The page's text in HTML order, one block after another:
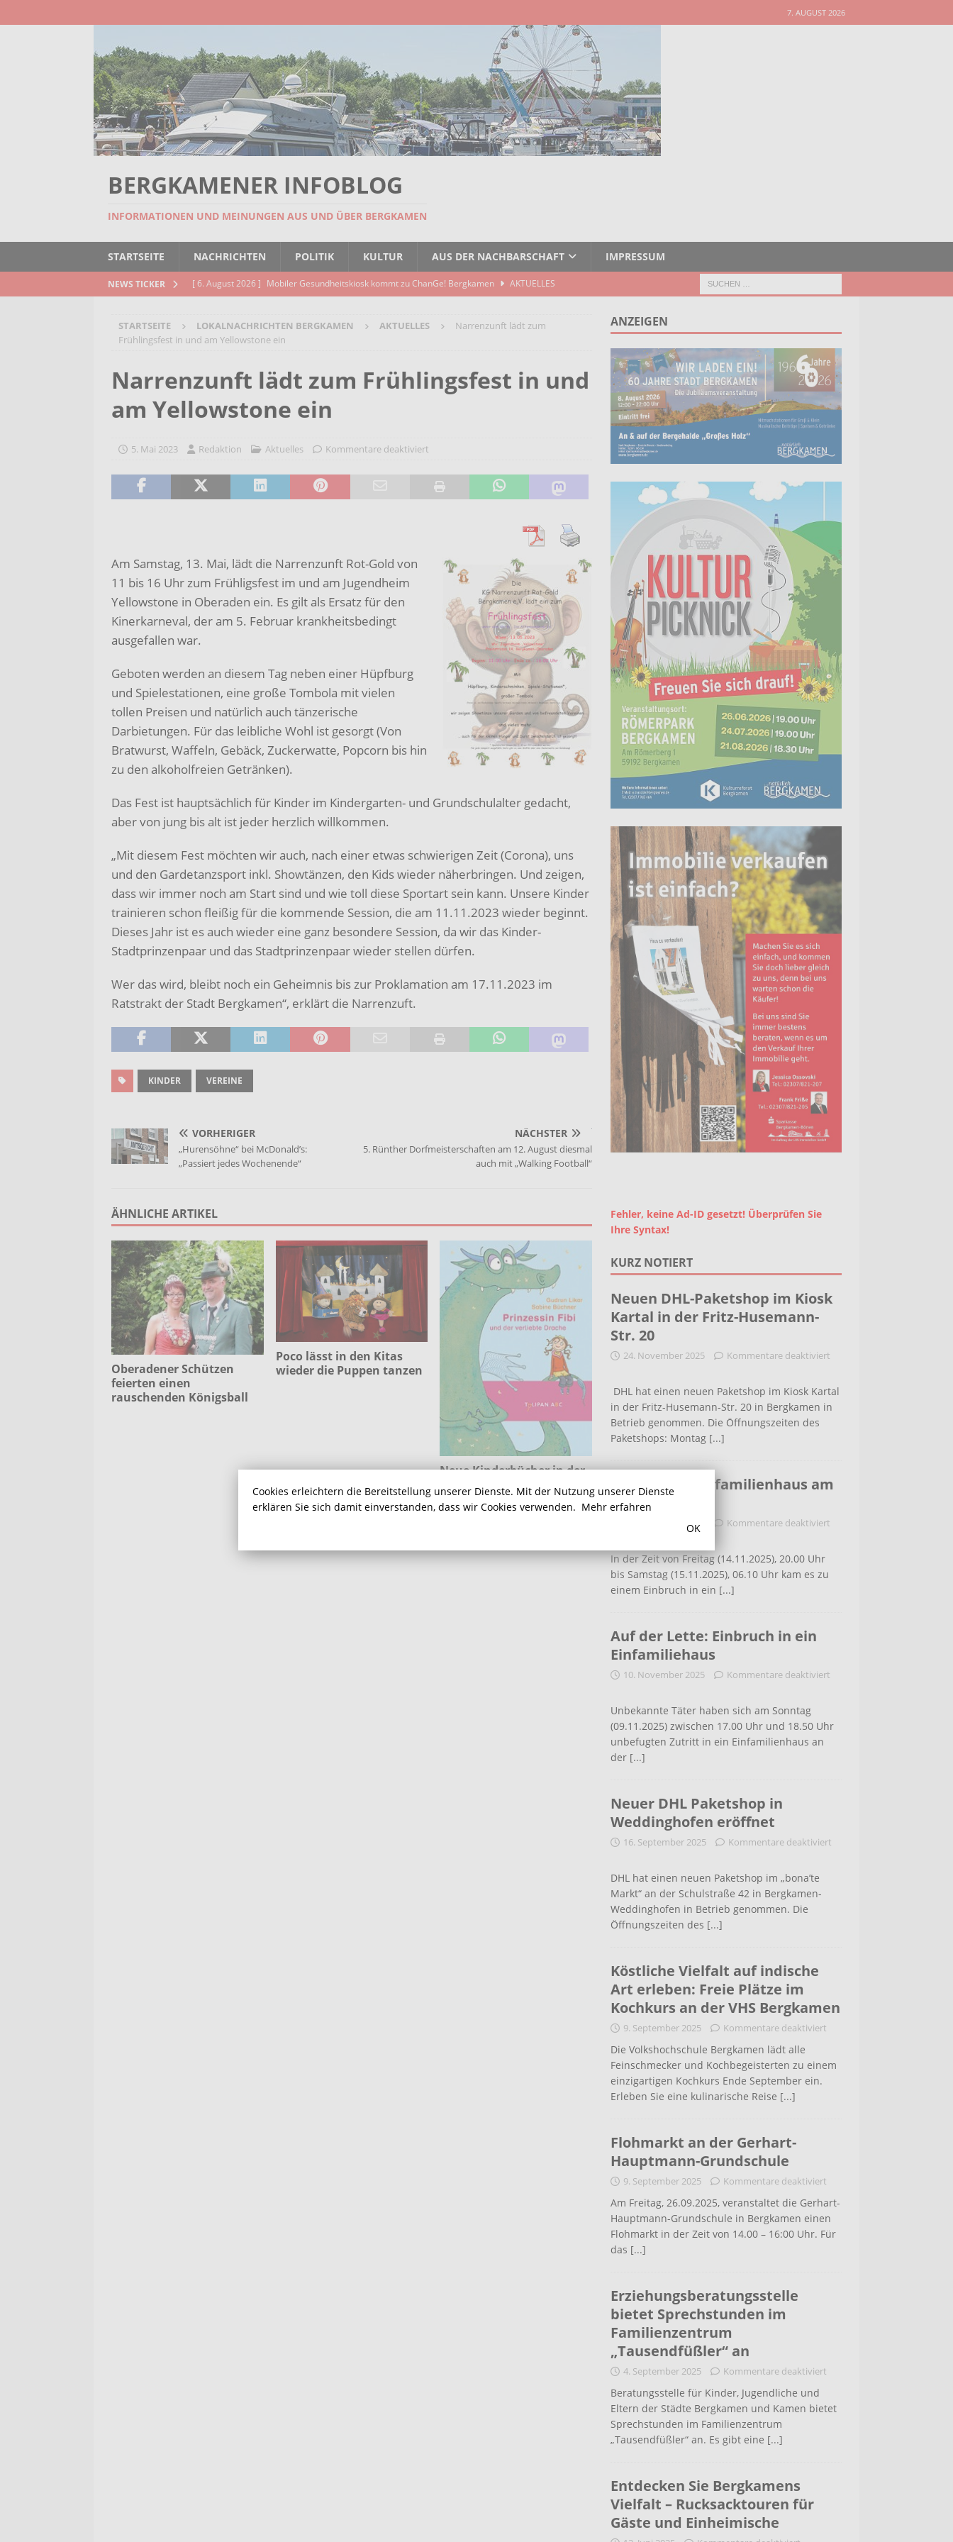
7. AUGUST 2026
BERGKAMENER INFOBLOG
INFORMATIONEN UND MEINUNGEN AUS UND ÜBER BERGKAMEN
STARTSEITE NACHRICHTEN POLITIK KULTUR AUS DER NACHBARSCHAFT IMPRESSUM
NEWS TICKER [ 6. August 2026 ] Mobiler Gesundheitskiosk kommt zu ChanGe! Bergkamen
AKTUELLES
[ 6. August 2026 ] Wenn Worte Funken schlagen: Jochen Malmsheimer eröffnet die Kabarettsaison
[ 6. August 2026 ]
Bürgerreise 2026 nach Gennevilliers – Städtepartnerschaft hautnah erleben
AKTUELLES
AKTUELLES
STARTSEITE LOKALNACHRICHTEN BERGKAMEN AKTUELLES
Narrenzunft lädt zum
Frühlingsfest in und am Yellowstone ein
Narrenzunft lädt zum Frühlingsfest in und
am Yellowstone ein
5. Mai 2023 Redaktion Aktuelles Kommentare deaktiviert
Am Samstag, 13. Mai, lädt die Narrenzunft Rot-Gold von
11 bis 16 Uhr zum Frühligsfest im und am Jugendheim
Yellowstone in Oberaden ein. Es gilt als Ersatz für den
Kinerkarneval, der am 5. Februar krankheitsbedingt
ausgefallen war.
Geboten werden an diesem Tag neben einer Hüpfburg
und Spielestationen, eine große Tombola mit vielen
tollen Preisen und natürlich auch tänzerische
Darbietungen. Für das leibliche Wohl ist gesorgt (Von
Bratwurst, Waffeln, Gebäck, Zuckerwatte, Popcorn bis hin
zu den alkoholfreien Getränken).
Das Fest ist hauptsächlich für Kinder im Kindergarten- und Grundschulalter gedacht,
aber von jung bis alt ist jeder herzlich willkommen.
„Mit diesem Fest möchten wir auch, nach einer etwas schwierigen Zeit (Corona), uns
und den Gardetanzsport inkl. Showtänzen, den Kids wieder näherbringen. Und zeigen,
dass wir immer noch am Start sind und wie toll diese Sportart sein kann. Unsere Kinder
trainieren schon fleißig für die kommende Session, die am 11.11.2023 wieder beginnt.
Dieses Jahr ist es auch wieder eine ganz besondere Session, da wir das Kinder-
Stadtprinzenpaar und das Stadtprinzenpaar wieder stellen dürfen.
Wer das wird, bleibt noch ein Geheimnis bis zur Proklamation am 17.11.2023 im
Ratstrakt der Stadt Bergkamen“, erklärt die Narrenzuft.
KINDER VEREINE
VORHERIGER
„Hurensöhne“ bei McDonald’s:
„Passiert jedes Wochenende“
NÄCHSTER
5. Rünther Dorfmeisterschaften am 12. August diesmal
auch mit „Walking Football“
ÄHNLICHE ARTIKEL
Oberadener Schützen
feierten einen
rauschenden Königsball
Poco lässt in den Kitas
wieder die Puppen tanzen
Neue Kinderbücher in der
Stadtbibliothek
ANZEIGEN
Fehler, keine Ad-ID gesetzt! Überprüfen Sie
Ihre Syntax!
KURZ NOTIERT
Neuen DHL-Paketshop im Kiosk
Kartal in der Fritz-Husemann-
Str. 20
24. November 2025 Kommentare deaktiviert
DHL hat einen neuen Paketshop im Kiosk Kartal
in der Fritz-Husemann-Str. 20 in Bergkamen in
Betrieb genommen. Die Öffnungszeiten des
Paketshops: Montag [...]
Einbruch in Einfamilienhaus am
Haldenweg
16. November 2025 Kommentare deaktiviert
In der Zeit von Freitag (14.11.2025), 20.00 Uhr
bis Samstag (15.11.2025), 06.10 Uhr kam es zu
einem Einbruch in ein [...]
Auf der Lette: Einbruch in ein
Einfamiliehaus
10. November 2025 Kommentare deaktiviert
Unbekannte Täter haben sich am Sonntag
(09.11.2025) zwischen 17.00 Uhr und 18.50 Uhr
unbefugten Zutritt in ein Einfamilienhaus an
der [...]
Neuer DHL Paketshop in
Weddinghofen eröffnet
16. September 2025 Kommentare deaktiviert
DHL hat einen neuen Paketshop im „bona’te
Markt“ an der Schulstraße 42 in Bergkamen-
Weddinghofen in Betrieb genommen. Die
Öffnungszeiten des [...]
Köstliche Vielfalt auf indische
Art erleben: Freie Plätze im
Kochkurs an der VHS Bergkamen
9. September 2025 Kommentare deaktiviert
Die Volkshochschule Bergkamen lädt alle
Feinschmecker und Kochbegeisterten zu einem
einzigartigen Kochkurs Ende September ein.
Erleben Sie eine kulinarische Reise [...]
Flohmarkt an der Gerhart-
Hauptmann-Grundschule
9. September 2025 Kommentare deaktiviert
Am Freitag, 26.09.2025, veranstaltet die Gerhart-
Hauptmann-Grundschule in Bergkamen einen
Flohmarkt in der Zeit von 14.00 – 16:00 Uhr. Für
das [...]
Erziehungsberatungsstelle
bietet Sprechstunden im
Familienzentrum
„Tausendfüßler“ an
4. September 2025 Kommentare deaktiviert
Beratungsstelle für Kinder, Jugendliche und
Eltern der Städte Bergkamen und Kamen bietet
Sprechstunden im Familienzentrum
„Tausendfüßler“ an. Es gibt eine [...]
Entdecken Sie Bergkamens
Vielfalt – Rucksacktouren für
Gäste und Einheimische
Cookies erleichtern die Bereitstellung unserer Dienste. Mit der Nutzung unserer Dienste
erklären Sie sich damit einverstanden, dass wir Cookies verwenden. Mehr erfahren
OK